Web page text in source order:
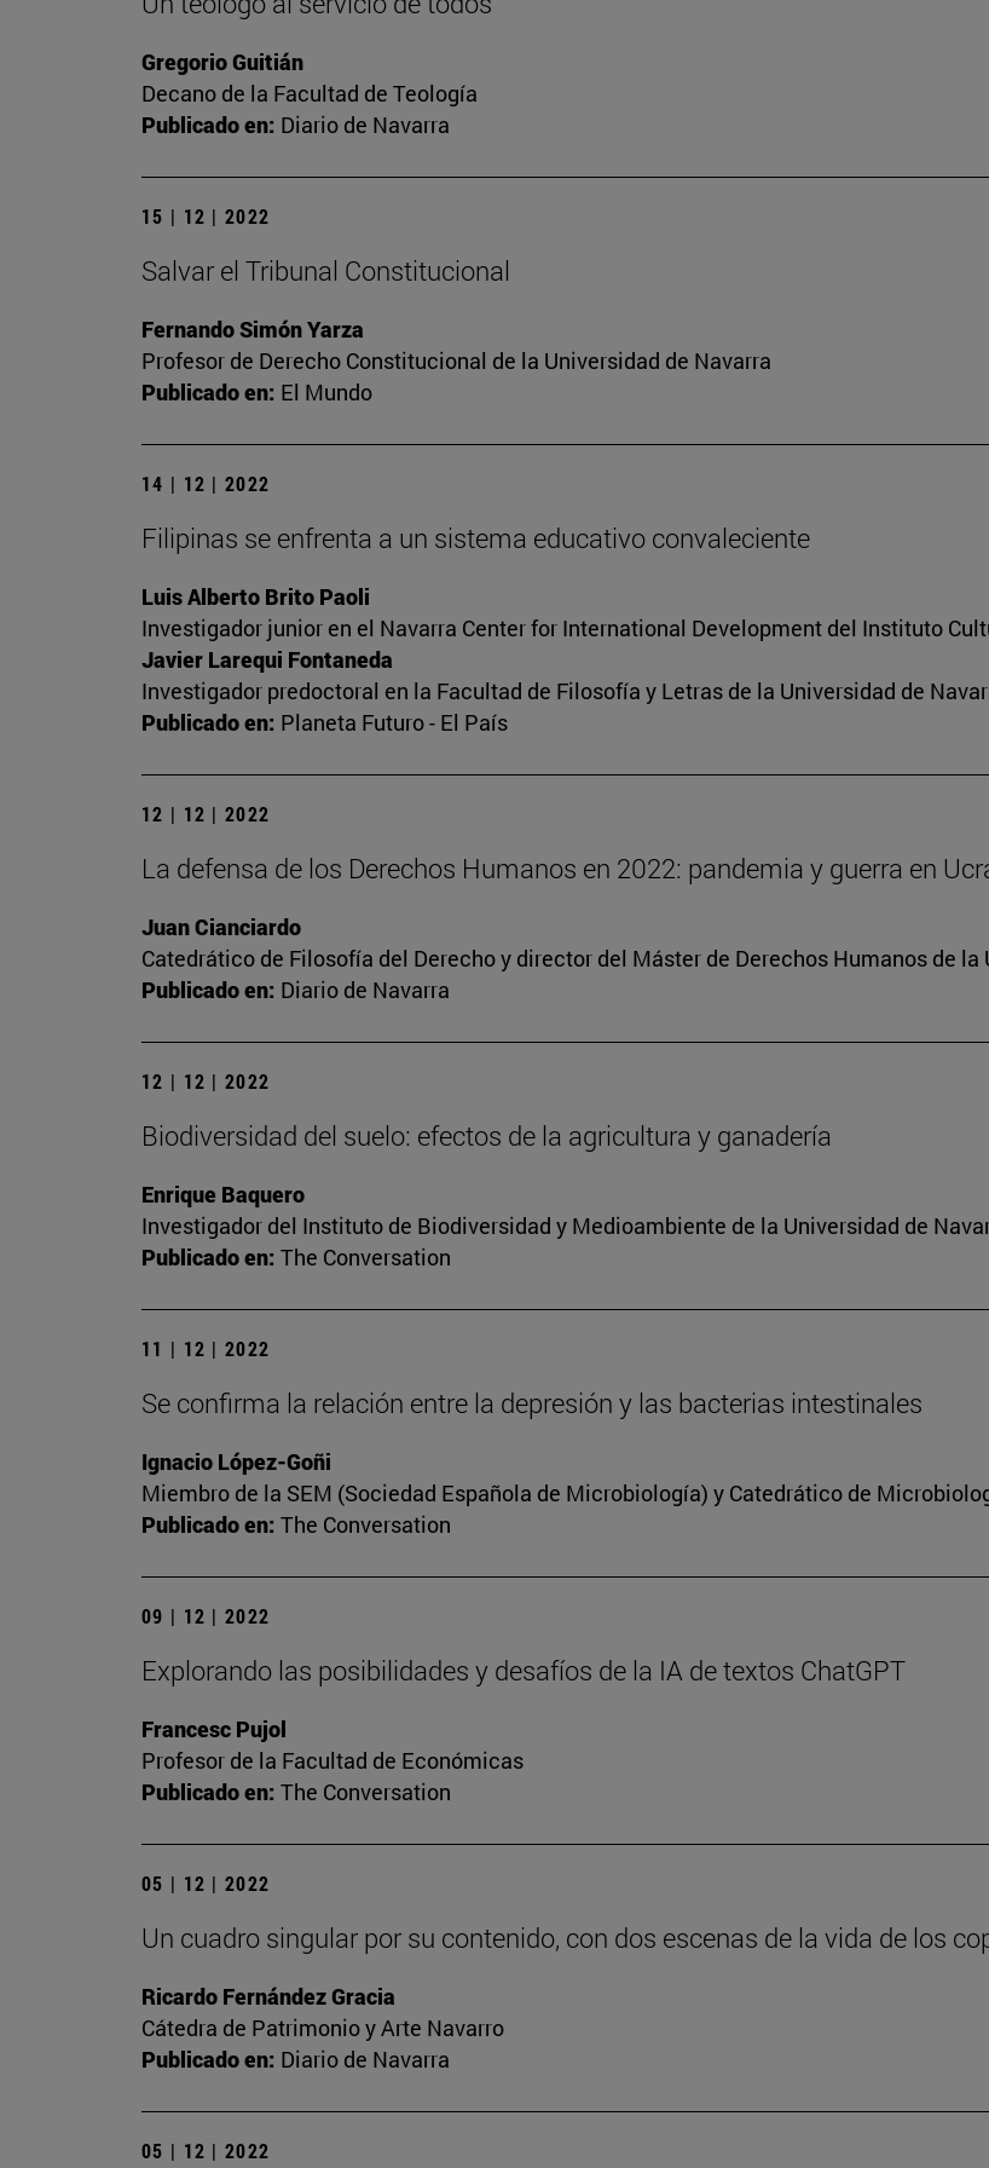
Gregorio Guitián
Decano de la Facultad de Teología
Publicado en: Diario de Navarra
15 | 12 | 2022
Salvar el Tribunal Constitucional
Fernando Simón Yarza
Profesor de Derecho Constitucional de la Universidad de Navarra
Publicado en: El Mundo
14 | 12 | 2022
Filipinas se enfrenta a un sistema educativo convaleciente
Luis Alberto Brito Paoli
Investigador junior en el Navarra Center for International Development del Instituto
Javier Larequi Fontaneda
Investigador predoctoral en la Facultad de Filosofía y Letras de la Universidad de
Publicado en: Planeta Futuro - El País
12 | 12 | 2022
La defensa de los Derechos Humanos en 2022: pandemia y guerra en
Juan Cianciardo
Catedrático de Filosofía del Derecho y director del Máster de Derechos Humanos de la
Publicado en: Diario de Navarra
12 | 12 | 2022
Biodiversidad del suelo: efectos de la agricultura y ganadería
Enrique Baquero
Investigador del Instituto de Biodiversidad y Medioambiente de la Universidad de
Publicado en: The Conversation
11 | 12 | 2022
Se confirma la relación entre la depresión y las bacterias intestinales
Ignacio López-Goñi
Miembro de la SEM (Sociedad Española de Microbiología) y Catedrático de
Publicado en: The Conversation
09 | 12 | 2022
Explorando las posibilidades y desafíos de la IA de textos ChatGPT
Francesc Pujol
Profesor de la Facultad de Económicas
Publicado en: The Conversation
05 | 12 | 2022
Un cuadro singular por su contenido, con dos escenas de la vida de los
Ricardo Fernández Gracia
Cátedra de Patrimonio y Arte Navarro
Publicado en: Diario de Navarra
05 | 12 | 2022